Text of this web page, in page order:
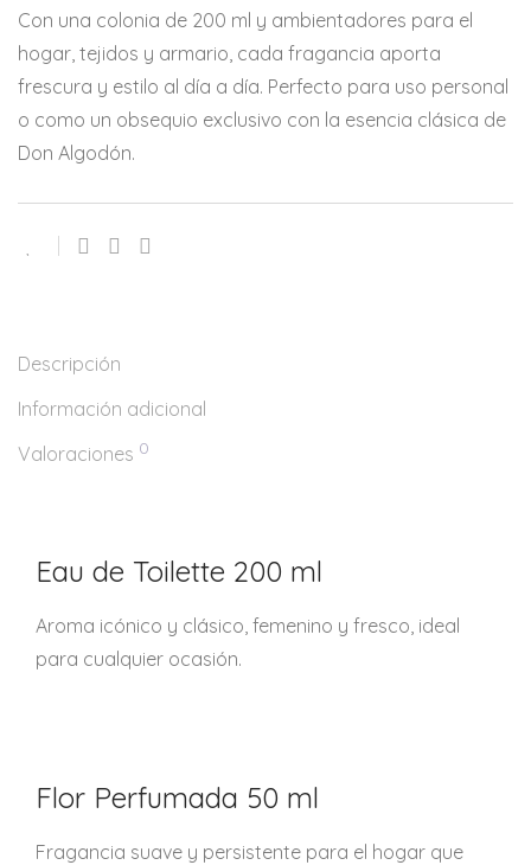
Con una colonia de 200 ml y ambientadores para el
hogar, tejidos y armario, cada fragancia aporta
frescura y estilo al día a día. Perfecto para uso personal
o como un obsequio exclusivo con la esencia clásica de
Don Algodón.
Descripción
Información adicional
Valoraciones 0
Eau de Toilette 200 ml
Aroma icónico y clásico, femenino y fresco, ideal
para cualquier ocasión.
Flor Perfumada 50 ml
Fragancia suave y persistente para el hogar que